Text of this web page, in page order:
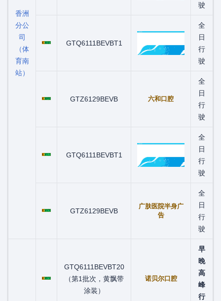
香洲
分公
司
（体
育南
站）
驶
GTQ6111BEVBT1
全
日
行
驶
GTZ6129BEVB 六和口腔
全
日
行
驶
GTQ6111BEVBT1
全
日
行
驶
GTZ6129BEVB
广肤医院半身广
告
全
日
行
驶
粤C00575D
GTQ6111BEVBT20
（第1批次，黄飘带
涂装）
诺贝尔口腔
早
晚
高
峰
行